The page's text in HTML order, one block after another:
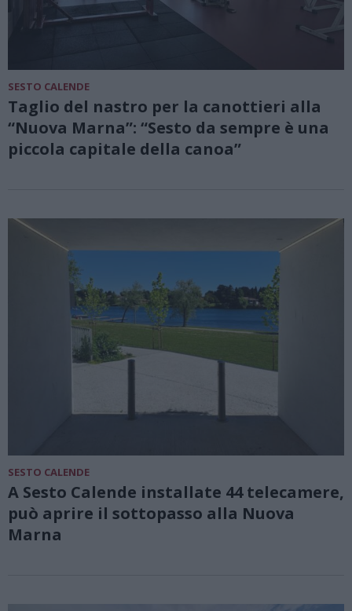
SESTO CALENDE
Taglio del nastro per la canottieri alla
“Nuova Marna”: “Sesto da sempre è una
piccola capitale della canoa”
SESTO CALENDE
A Sesto Calende installate 44 telecamere,
può aprire il sottopasso alla Nuova
Marna